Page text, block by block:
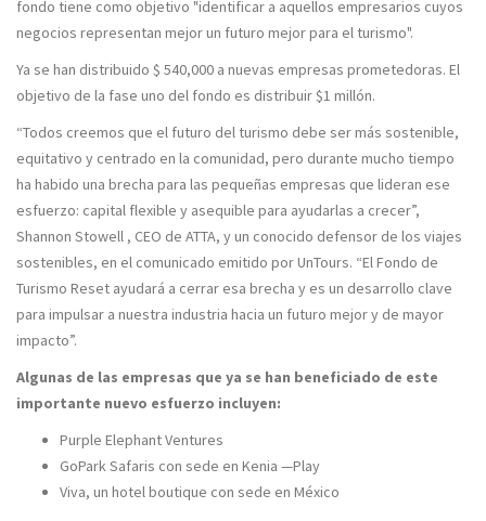
fondo tiene como objetivo "identificar a aquellos empresarios cuyos
negocios representan mejor un futuro mejor para el turismo".
Ya se han distribuido $ 540,000 a nuevas empresas prometedoras. El
objetivo de la fase uno del fondo es distribuir $1 millón.
“Todos creemos que el futuro del turismo debe ser más sostenible,
equitativo y centrado en la comunidad, pero durante mucho tiempo
ha habido una brecha para las pequeñas empresas que lideran ese
esfuerzo: capital flexible y asequible para ayudarlas a crecer”,
Shannon Stowell , CEO de ATTA, y un conocido defensor de los viajes
sostenibles, en el comunicado emitido por UnTours. “El Fondo de
Turismo Reset ayudará a cerrar esa brecha y es un desarrollo clave
para impulsar a nuestra industria hacia un futuro mejor y de mayor
impacto”.
Algunas de las empresas que ya se han beneficiado de este
importante nuevo esfuerzo incluyen:
Purple Elephant Ventures
GoPark Safaris con sede en Kenia —Play
Viva, un hotel boutique con sede en México